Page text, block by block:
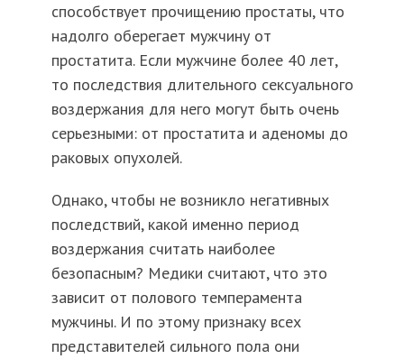
способствует прочищению простаты, что
надолго оберегает мужчину от
простатита. Если мужчине более 40 лет,
то последствия длительного сексуального
воздержания для него могут быть очень
серьезными: от простатита и аденомы до
раковых опухолей.
Однако, чтобы не возникло негативных
последствий, какой именно период
воздержания считать наиболее
безопасным? Медики считают, что это
зависит от полового темперамента
мужчины. И по этому признаку всех
представителей сильного пола они